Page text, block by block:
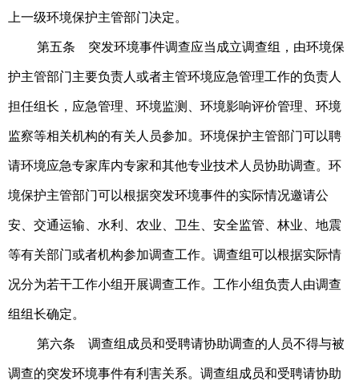
上一级环境保护主管部门决定。
第五条 突发环境事件调查应当成立调查组，由环境保
护主管部门主要负责人或者主管环境应急管理工作的负责人
担任组长，应急管理、环境监测、环境影响评价管理、环境
监察等相关机构的有关人员参加。 环境保护主管部门可以聘
请环境应急专家库内专家和其他专业技术人员协助调查。环
境保护主管部门可以根据突发环境事件的实际情况邀请公
安、交通运输、水利、农业、卫生、安全监管、林业、地震
等有关部门或者机构参加调查工作。调查组可以根据实际情
况分为若干工作小组开展调查工作。工作小组负责人由调查
组组长确定。
第六条 调查组成员和受聘请协助调查的人员不得与被
调查的突发环境事件有利害关系。 调查组成员和受聘请协助